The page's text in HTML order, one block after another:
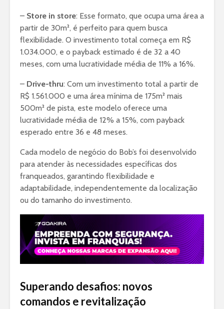
– Store in store: Esse formato, que ocupa uma área a
partir de 30m², é perfeito para quem busca
flexibilidade. O investimento total começa em R$
1.034.000, e o payback estimado é de 32 a 40
meses, com uma lucratividade média de 11% a 16%.
– Drive-thru: Com um investimento total a partir de
R$ 1.561.000 e uma área mínima de 175m² mais
500m² de pista, este modelo oferece uma
lucratividade média de 12% a 15%, com payback
esperado entre 36 e 48 meses.
Cada modelo de negócio do Bob’s foi desenvolvido
para atender às necessidades específicas dos
franqueados, garantindo flexibilidade e
adaptabilidade, independentemente da localização
ou do tamanho do investimento.
Superando desafios: novos
comandos e revitalização